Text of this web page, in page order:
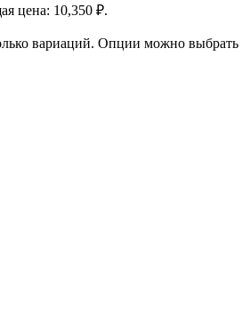
цена: 10,350 ₽.
вариаций. Опции можно выбрать